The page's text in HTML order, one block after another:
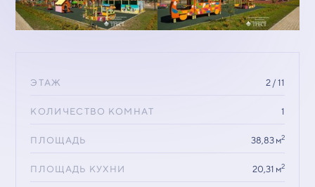
ЭТАЖ 2 / 11
КОЛИЧЕСТВО КОМНАТ 1
ПЛОЩАДЬ 38,83 м2
ПЛОЩАДЬ КУХНИ 20,31 м2